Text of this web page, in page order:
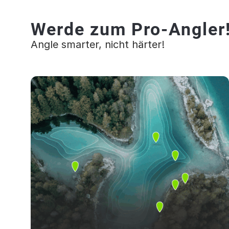
Werde zum Pro-
Angle smarter, nicht härter!